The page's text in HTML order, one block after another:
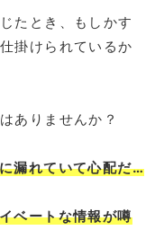
たとき、もしかす
掛けられているか
ありませんか？
漏れていて心配だ…
ベートな情報が噂